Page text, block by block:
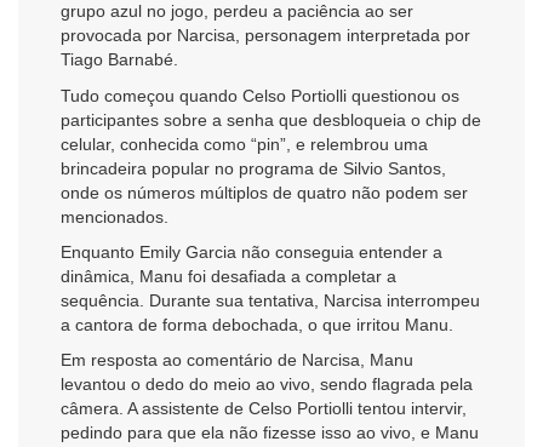
grupo azul no jogo, perdeu a paciência ao ser
provocada por Narcisa, personagem interpretada por
Tiago Barnabé.
Tudo começou quando Celso Portiolli questionou os
participantes sobre a senha que desbloqueia o chip de
celular, conhecida como “pin”, e relembrou uma
brincadeira popular no programa de Silvio Santos,
onde os números múltiplos de quatro não podem ser
mencionados.
Enquanto Emily Garcia não conseguia entender a
dinâmica, Manu foi desafiada a completar a
sequência. Durante sua tentativa, Narcisa interrompeu
a cantora de forma debochada, o que irritou Manu.
Em resposta ao comentário de Narcisa, Manu
levantou o dedo do meio ao vivo, sendo flagrada pela
câmera. A assistente de Celso Portiolli tentou intervir,
pedindo para que ela não fizesse isso ao vivo, e Manu